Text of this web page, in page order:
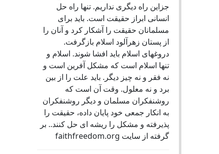
جزاين راه ديگری نداريم. تنها راه حل
انسانی ابراز حقيقت است. بايد برای
مسلمانان حقيقت را آشکار کرد و آنان را
از پستان زهرآلود اسلام بازگرفت.
دروغهای اسلام بايد افشا شوند. اسلام و
تنها اسلام است که مشکل آفرين است و
نه فقر و نه چيز ديگر. بايد علت را از بين
برد و نه معلول. وقت آن است که
روشنفکران مسلمان و ديگر روشنفکران
به انکار جمعی خود پايان داده، حقيقت را
پذيرفته و مشکل را ريشه ای حل کنند.. بر
گرفته از سایت faithfreedom.org